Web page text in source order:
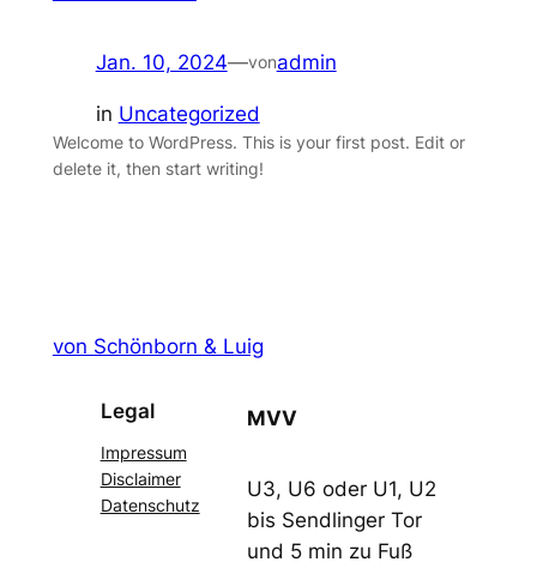
Jan. 10, 2024—vonadmin
in Uncategorized
Welcome to WordPress. This is your first post. Edit or
delete it, then start writing!
von Schönborn & Luig
Legal
Impressum
Disclaimer
Datenschutz
MVV
U3, U6 oder U1, U2
bis Sendlinger Tor
und 5 min zu Fuß